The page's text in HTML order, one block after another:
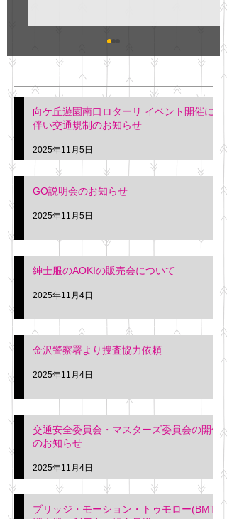
明日(11月6日)午後3時～5
階会議室にてGOの説明会
を行います。 神奈川個人
タクシー協同組合 専務 佐
久間
最新記事
向ケ丘遊園南口ロターリ イベント開催に
伴い交通規制のお知らせ
2025年11月5日
GO説明会のお知らせ
2025年11月5日
紳士服のAOKIの販売会について
2025年11月4日
金沢警察署より捜査協力依頼
2025年11月4日
交通安全委員会・マスターズ委員会の開催
のお知らせ
2025年11月4日
ブリッジ・モーション・トゥモロー(BMT)